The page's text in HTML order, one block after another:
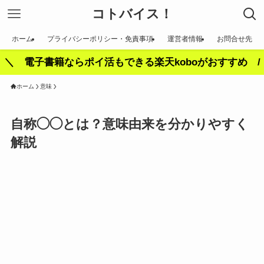
コトバイス！
ホーム プライバシーポリシー・免責事項 運営者情報 お問合せ先
＼ 電子書籍ならポイ活もできる楽天koboがおすすめ /
ホーム 意味
自称◯◯とは？意味由来を分かりやすく
解説